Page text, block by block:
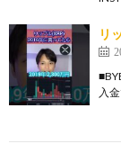
リ
入